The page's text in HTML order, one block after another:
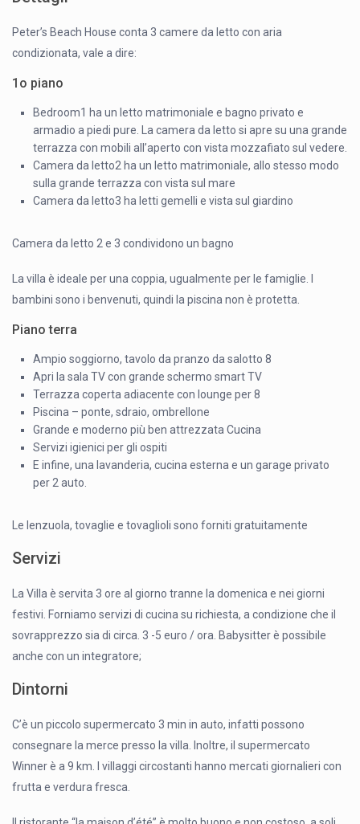
Peter’s Beach House conta 3 camere da letto con aria
condizionata, vale a dire:
1o piano
Bedroom1 ha un letto matrimoniale e bagno privato e
armadio a piedi pure. La camera da letto si apre su una grande
terrazza con mobili all’aperto con vista mozzafiato sul vedere.
Camera da letto2 ha un letto matrimoniale, allo stesso modo
sulla grande terrazza con vista sul mare
Camera da letto3 ha letti gemelli e vista sul giardino
Camera da letto 2 e 3 condividono un bagno
La villa è ideale per una coppia, ugualmente per le famiglie. I
bambini sono i benvenuti, quindi la piscina non è protetta.
Piano terra
Ampio soggiorno, tavolo da pranzo da salotto 8
Apri la sala TV con grande schermo smart TV
Terrazza coperta adiacente con lounge per 8
Piscina – ponte, sdraio, ombrellone
Grande e moderno più ben attrezzata Cucina
Servizi igienici per gli ospiti
E infine, una lavanderia, cucina esterna e un garage privato
per 2 auto.
Le lenzuola, tovaglie e tovaglioli sono forniti gratuitamente
Servizi
La Villa è servita 3 ore al giorno tranne la domenica e nei giorni
festivi. Forniamo servizi di cucina su richiesta, a condizione che il
sovrapprezzo sia di circa. 3 -5 euro / ora. Babysitter è possibile
anche con un integratore;
Dintorni
C’è un piccolo supermercato 3 min in auto, infatti possono
consegnare la merce presso la villa. Inoltre, il supermercato
Winner è a 9 km. I villaggi circostanti hanno mercati giornalieri con
frutta e verdura fresca.